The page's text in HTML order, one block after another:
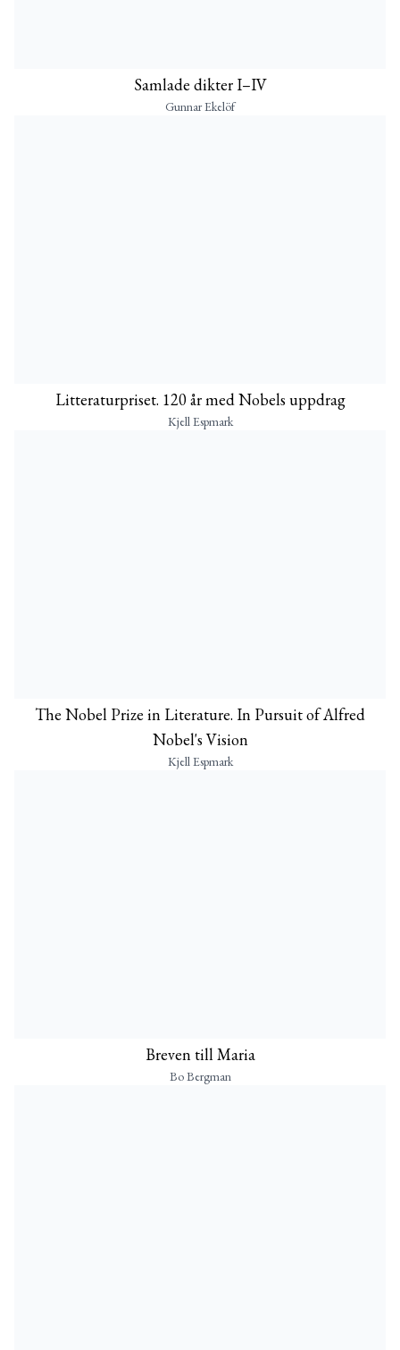
Samlade dikter I–IV
Gunnar Ekelöf
Litteraturpriset. 120 år med Nobels uppdrag
Kjell Espmark
The Nobel Prize in Literature. In Pursuit of Alfred
Nobel's Vision
Kjell Espmark
Breven till Maria
Bo Bergman